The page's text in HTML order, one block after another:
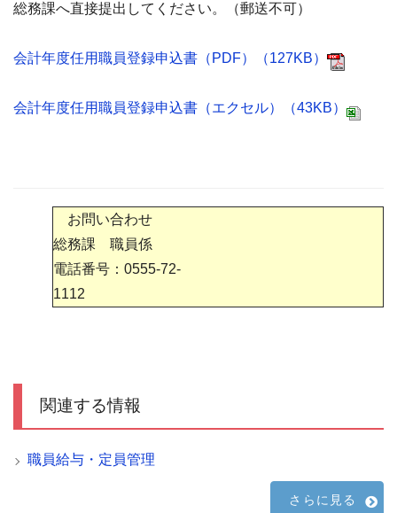
総務課へ直接提出してください。（郵送不可）
会計年度任用職員登録申込書（PDF）（127KB）
会計年度任用職員登録申込書（エクセル）（43KB）
お問い合わせ
総務課 職員係
電話番号：0555-72-
1112
関連する情報
職員給与・定員管理
さらに見る